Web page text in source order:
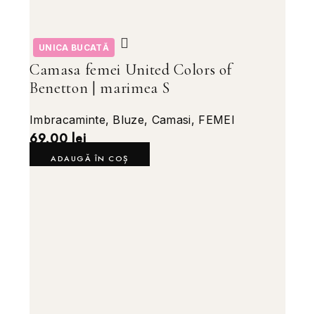
UNICA BUCATĂ
Camasa femei United Colors of
Benetton | marimea S
Imbracaminte, Bluze, Camasi, FEMEI
69,00lei
ADAUGĂ ÎN COȘ